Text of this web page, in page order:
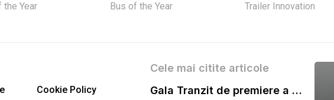
the Year Bus of the Year Trailer Innovation
Cookie Policy
Cele mai citite articole
Gala Tranzit de premiere a celor mai eficienti operatori de transport marfa 2023